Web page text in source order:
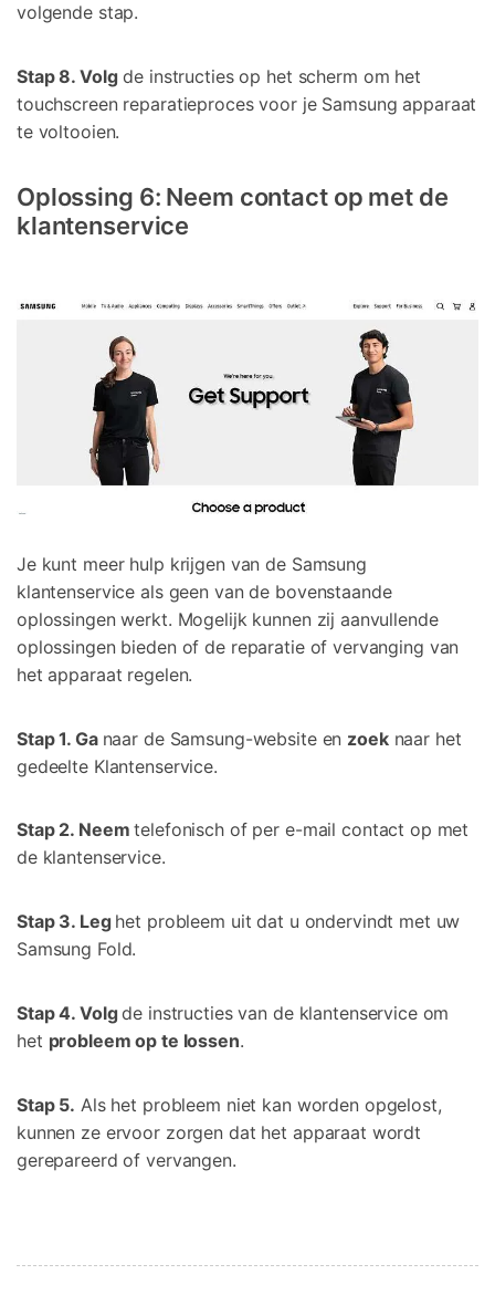
volgende stap.
Stap 8. Volg de instructies op het scherm om het
touchscreen reparatieproces voor je Samsung apparaat
te voltooien.
Oplossing 6: Neem contact op met de
klantenservice
Je kunt meer hulp krijgen van de Samsung
klantenservice als geen van de bovenstaande
oplossingen werkt. Mogelijk kunnen zij aanvullende
oplossingen bieden of de reparatie of vervanging van
het apparaat regelen.
Stap 1. Ga naar de Samsung-website en zoek naar het
gedeelte Klantenservice.
Stap 2. Neem telefonisch of per e-mail contact op met
de klantenservice.
Stap 3. Leg het probleem uit dat u ondervindt met uw
Samsung Fold.
Stap 4. Volgde instructies van de klantenservice om
het probleem op te lossen.
Stap 5. Als het probleem niet kan worden opgelost,
kunnen ze ervoor zorgen dat het apparaat wordt
gerepareerd of vervangen.